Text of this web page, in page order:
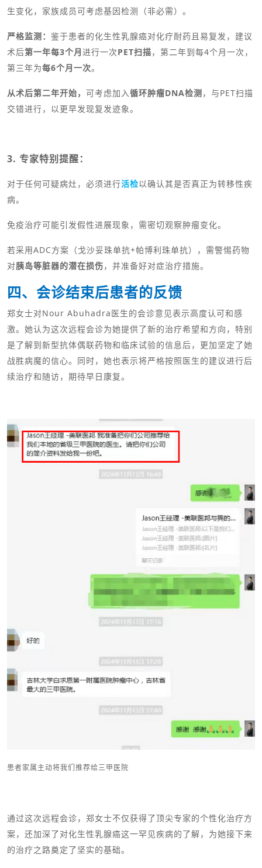
生变化，家族成员可考虑基因检测（非必需）。
严格监测： 鉴于患者的化生性乳腺癌对化疗耐药且易复发，建议
术后第一年每3个月进行一次PET扫描，第二年到每4个月一次，
第三年为每6个月一次。
从术后第二年开始， 可考虑加入循环肿瘤DNA检测，与PET扫描
交错进行，以更早发现复发迹象。
3. 专家特别提醒：
对于任何可疑病灶，必须进行活检以确认其是否真正为转移性疾
病。
免疫治疗可能引发假性进展现象，需密切观察肿瘤变化。
若采用ADC方案（戈沙妥珠单抗+帕博利珠单抗），需警惕药物
对胰岛等脏器的潜在损伤，并准备好对症治疗措施。
四、会诊结束后患者的反馈
郑女士对Nour Abuhadra医生的会诊意见表示高度认可和感
激。她认为这次远程会诊为她提供了新的治疗希望和方向，特别
是了解到新型抗体偶联药物和临床试验的信息后，更加坚定了她
战胜病魔的信心。同时，她也表示将严格按照医生的建议进行后
续治疗和随访，期待早日康复。
患者家属主动将我们推荐给三甲医院
通过这次远程会诊，郑女士不仅获得了顶尖专家的个性化治疗方
案，还加深了对化生性乳腺癌这一罕见疾病的了解，为她接下来
的治疗之路奠定了坚实的基础。